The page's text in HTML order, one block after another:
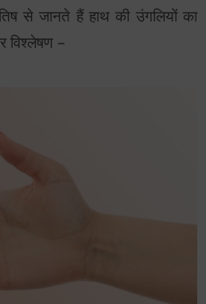
से जानते हैं हाथ की उंगलियों का
विश्लेषण –